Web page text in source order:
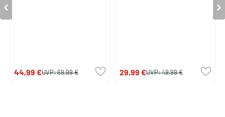
44,99 €UVP:69,99 € 29,99 €UVP:49,99 €